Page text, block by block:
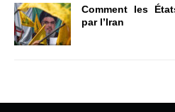
Comment les
par l’Iran